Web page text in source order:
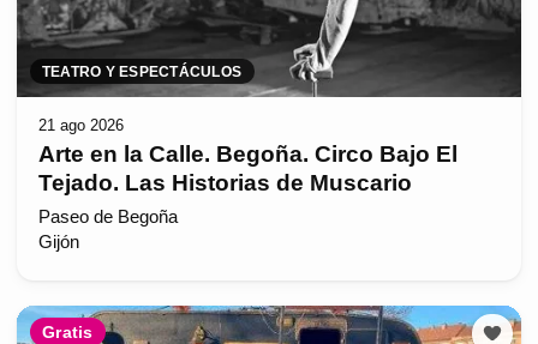
TEATRO Y ESPECTÁCULOS
21 ago 2026
Arte en la Calle. Begoña. Circo Bajo El
Tejado. Las Historias de Muscario
Paseo de Begoña
Gijón
Gratis